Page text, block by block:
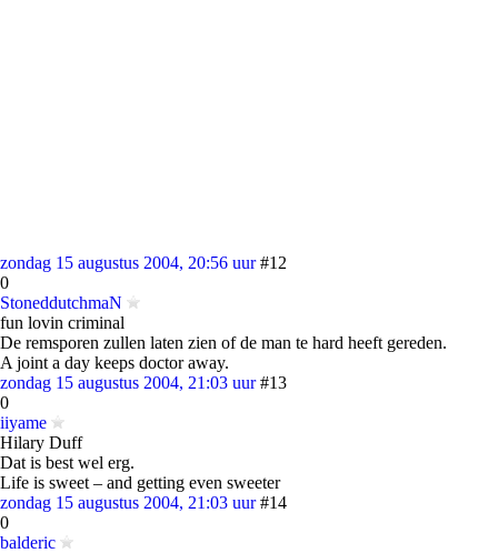
zondag 15 augustus 2004, 20:56 uur #12
0
StoneddutchmaN
fun lovin criminal
De remsporen zullen laten zien of de man te hard heeft gereden.
A joint a day keeps doctor away.
zondag 15 augustus 2004, 21:03 uur #13
0
iiyame
Hilary Duff
Dat is best wel erg.
Life is sweet – and getting even sweeter
zondag 15 augustus 2004, 21:03 uur #14
0
balderic